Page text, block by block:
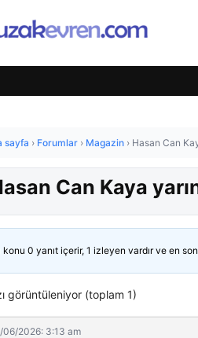
sayfa › Forumlar › Magazin › Hasan Can
Can Kaya
konu 0 yanıt içerir, 1 izleyen vardır ve en son
görüntüleniyor (toplam 1)
2026: 3:13 am